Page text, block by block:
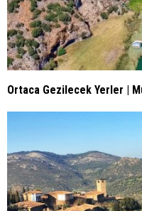
Ortaca Gezilecek Yerler |